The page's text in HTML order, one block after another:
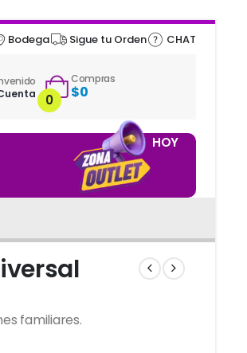
Bodega Sigue tu Orden CHAT
0
Compras
$0
HOY
familiares.